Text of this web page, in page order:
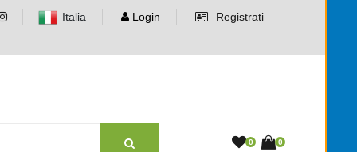
Italia Login Registrati
0 0